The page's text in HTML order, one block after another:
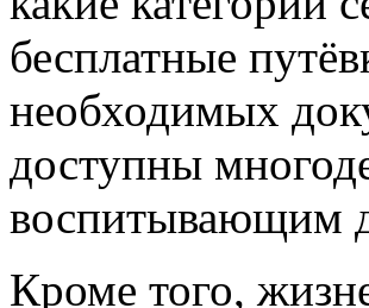
бесплатные
необходимых
доступны
воспитывающим
Кроме того,